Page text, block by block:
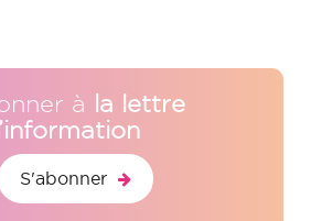
à
la lettre
S'abonner